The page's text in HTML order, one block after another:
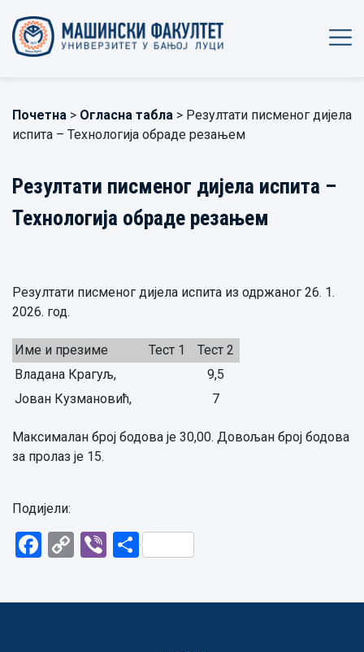
Почетна > Огласна табла > Резултати писменог дијела
испита – Технологија обраде резањем
Резултати писменог дијела испита –
Технологија обраде резањем
Резултати писменог дијела испита из одржаног 26. 1.
2026. год.
Име и презиме Тест 1
Тест 2
Владана Крагуљ,
9,5
Јован Кузмановић,
7
Максималан број бодова је 30,00. Довољан број бодова
за пролаз је 15.
Подијели:
Facebook
CopyViberShare